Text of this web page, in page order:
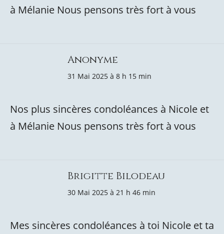
à Mélanie Nous pensons très fort à vous
Anonyme
31 Mai 2025 à 8 h 15 min
Nos plus sincères condoléances à Nicole et
à Mélanie Nous pensons très fort à vous
Brigitte Bilodeau
30 Mai 2025 à 21 h 46 min
Mes sincères condoléances à toi Nicole et ta